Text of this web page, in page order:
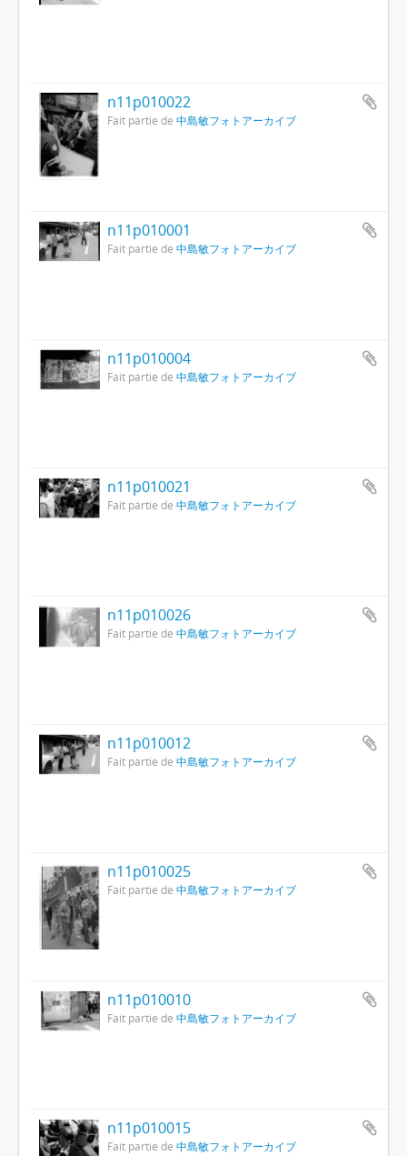
n11p010022
Fait partie de 中島敏フォトアーカイブ
n11p010001
Fait partie de 中島敏フォトアーカイブ
n11p010004
Fait partie de 中島敏フォトアーカイブ
n11p010021
Fait partie de 中島敏フォトアーカイブ
n11p010026
Fait partie de 中島敏フォトアーカイブ
n11p010012
Fait partie de 中島敏フォトアーカイブ
n11p010025
Fait partie de 中島敏フォトアーカイブ
n11p010010
Fait partie de 中島敏フォトアーカイブ
n11p010015
Fait partie de 中島敏フォトアーカイブ